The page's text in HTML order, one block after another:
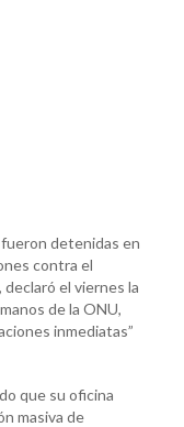
detenidas en
contra el
el viernes la
de la ONU,
inmediatas”
que su oficina
masiva de